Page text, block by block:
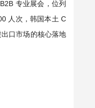
专业展会，位列
人次，韩国本土 C
口市场的核心落地